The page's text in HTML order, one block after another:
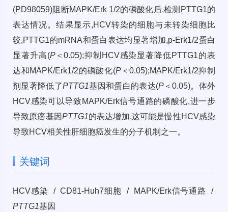
(PD98059)阻断MAPK/Erk 1/2的磷酸化后,检测PTTG1的
表达情况。结果显示,HCV转染的细胞与未转染细胞比
较,PTTG1的mRNA和蛋白表达均显著增加,p-Erk1/2蛋白
显著升高(P＜0.05);抑制HCV感染显著降低PTTG1的表
达和MAPK/Erk1/2的磷酸化(P＜0.05);MAPK/Erk1/2抑制
剂显著降低了PTTG1基因和蛋白的表达(P ＜0.05)。体外
HCV感染可以导致MAPK/Erk信号通路的磷酸化,进一步
导致原癌基因PTTG1的表达增加,这可能是慢性HCV感染
导致HCV相关性肝细胞癌发生的分子机制之一。
关键词
HCV感染 / CD81-Huh7细胞 / MAPK/Erk信号通路 /
PTTG1基因